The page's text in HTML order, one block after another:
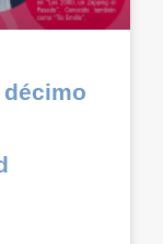
décimo